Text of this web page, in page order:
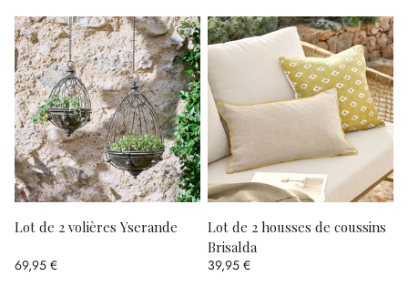
Lot de 2 volières Yserande
69,95 €
Lot de 2 housses de coussins
Brisalda
39,95 €